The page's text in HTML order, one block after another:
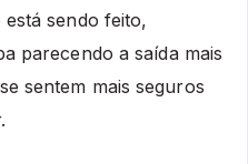
sendo feito,
parecendo a saída mais
sentem mais seguros